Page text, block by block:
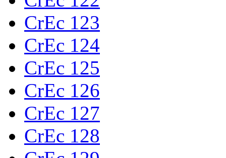
CrEc 123
CrEc 124
CrEc 125
CrEc 126
CrEc 127
CrEc 128